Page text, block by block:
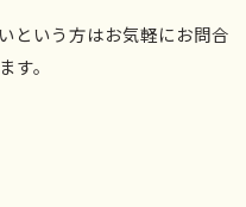
という方はお気軽にお問合
す。